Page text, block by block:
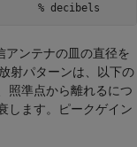
% decibels
アンテナの皿の直径を
射パターンは、以下の
照準点から離れるにつ
します。ピークゲイン